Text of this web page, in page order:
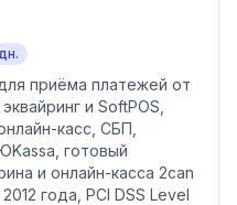
приёма платежей от
и SoftPOS,
касс, СБП,
готовый
и онлайн-касса 2can
года, PCI DSS Level